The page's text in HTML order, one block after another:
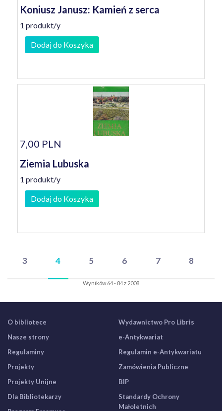
Koniusz Janusz: Kamień z serca
1 produkt/y
Dodaj do Koszyka
7,00 PLN
Ziemia Lubuska
1 produkt/y
Dodaj do Koszyka
3 4 5 6 7 8
Wyników 64 - 84 z 2008
O bibliotece
Nasze strony
Regulaminy
Projekty
Projekty Unijne
Dla Bibliotekarzy
Wydawnictwo Pro Libris
e-Antykwariat
Regulamin e-Antykwariatu
Zamówienia Publiczne
BIP
Standardy Ochrony
Małoletnich